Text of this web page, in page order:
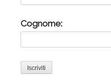
Cognome: